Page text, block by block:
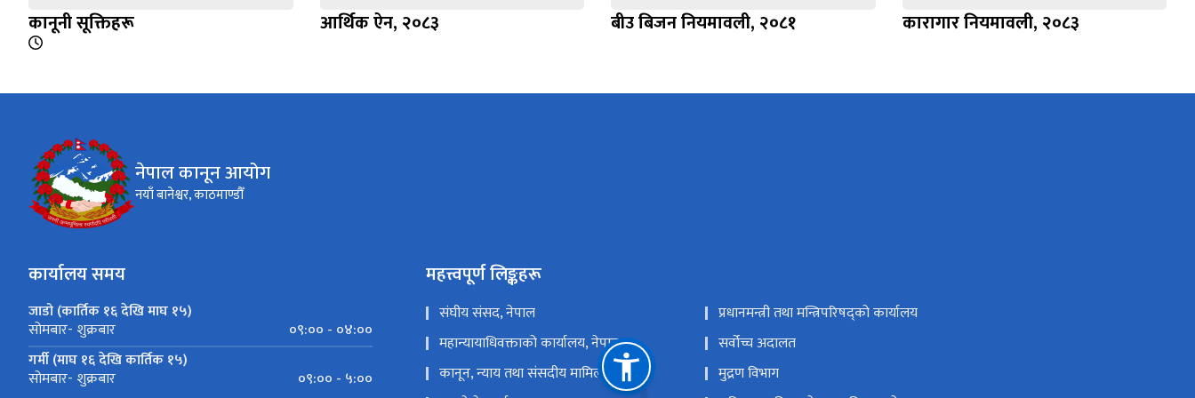
कानूनी सूक्तिहरू आर्थिक ऐन, २०८३ बीउ बिजन नियमावली, २०८१ कारागार नियमावली, २०८३
नेपाल कानून आयोग
नयाँ बानेश्वर, काठमाण्डौँ
कार्यालय समय
जाडो (कार्तिक १६ देखि माघ १५)
सोमबार- शुक्रबार
०९:०० - ०४:००
गर्मी (माघ १६ देखि कार्तिक १५)
सोमबार- शुक्रबार ०९:०० - ५:००
महत्त्वपूर्ण लिङ्कहरू
संघीय संसद, नेपाल
प्रधानमन्त्री तथा मन्त्रिपरिषद्को कार्यालय
महान्यायाधिवक्ताको कार्यालय, नेपाल
सर्वोच्च अदालत
कानून, न्याय तथा संसदीय मामिला मन्त्रालय
मुद्रण विभाग